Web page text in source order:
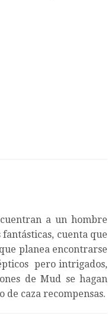
a un hombre
cuenta que
planea encontrarse
pero intrigados,
de Mud se hagan
caza recompensas.